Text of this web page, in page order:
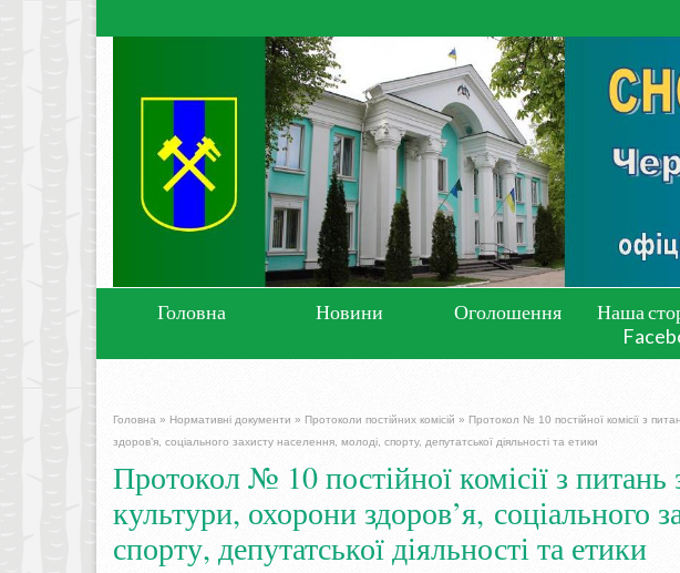
Головна Новини Оголошення
Наша
Головна » Нормативні документи » Протоколи постійних комісій » Протокол № 10 постійної комісії з
здоров’я, соціального захисту населення, молоді, спорту, депутатської діяльності та етики
Протокол № 10 постійної комісії з питань
культури, охорони здоров’я, соціального
спорту, депутатської діяльності та етики